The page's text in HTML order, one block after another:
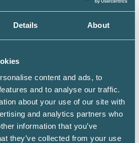
Details About
content and ads, to
and to analyse our traffic.
about your use of our site with
and analytics partners who
information that you’ve
they’ve collected from your use
du ska betala enligt
innebär:
av lönen och andra
högriskskydd, eller
– gäller från dag 1).
på sjuklönen ska räknas
avgifterna är olika beroende
ålder.
kostnader från kollektivavtal